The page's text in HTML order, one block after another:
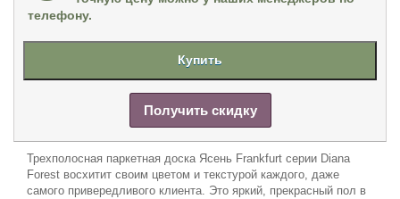
телефону.
Купить
Получить скидку
Трехполосная паркетная доска Ясень Frankfurt серии Diana
Forest восхитит своим цветом и текстурой каждого, даже
самого привередливого клиента. Это яркий, прекрасный пол в